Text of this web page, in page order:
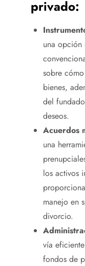
privado:
una opción
sobre
bienes,
del
deseos.
Acuerdos
una
los activos
manejo en
divorcio.
vía
fondos de